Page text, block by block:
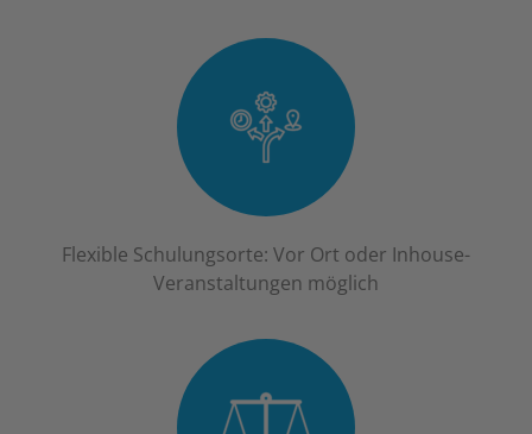
Flexible Schulungsorte: Vor Ort oder Inhouse-
Veranstaltungen möglich